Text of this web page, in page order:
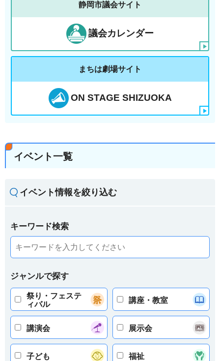
静岡市議会サイト
議会カレンダー
まちは劇場サイト
ON STAGE SHIZUOKA
イベント一覧
イベント情報を絞り込む
キーワード検索
ジャンルで探す
祭り・フェステ
ィバル
講座・教室
講演会 展示会
子ども 福祉